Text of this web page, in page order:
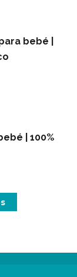
bebé |
| 100%